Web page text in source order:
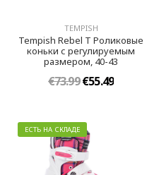
TEMPISH
Tempish Rebel T Роликовые
коньки с регулируемым
размером, 40-43
€73.99€55.49
ЕСТЬ НА СКЛАДЕ